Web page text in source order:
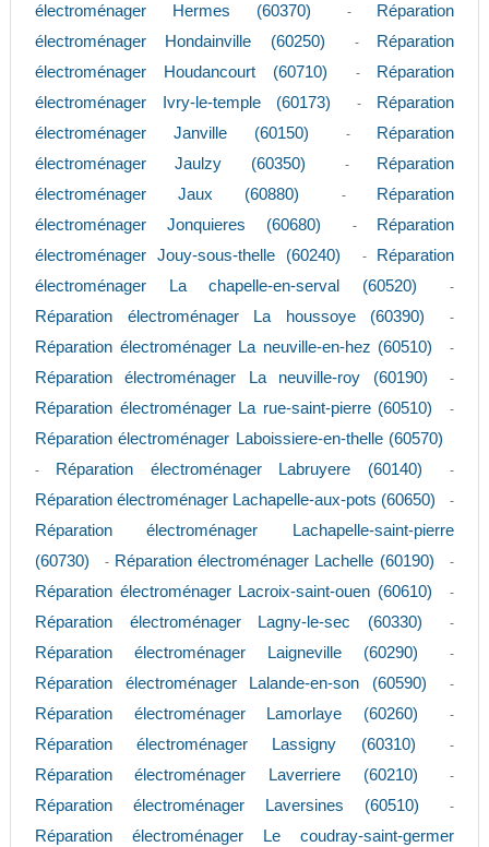
électroménager Hermes (60370)
-
Réparation
électroménager Hondainville (60250)
-
Réparation
électroménager Houdancourt (60710)
-
Réparation
électroménager Ivry-le-temple (60173)
-
Réparation
électroménager Janville (60150)
-
Réparation
électroménager Jaulzy (60350)
-
Réparation
électroménager Jaux (60880)
-
Réparation
électroménager Jonquieres (60680)
-
Réparation
électroménager Jouy-sous-thelle (60240)
-
Réparation
électroménager La chapelle-en-serval (60520)
-
Réparation électroménager La houssoye (60390) -
Réparation électroménager La neuville-en-hez (60510) -
Réparation électroménager La neuville-roy (60190) -
Réparation électroménager La rue-saint-pierre (60510) -
Réparation électroménager Laboissiere-en-thelle (60570)
- Réparation électroménager Labruyere (60140) -
Réparation électroménager Lachapelle-aux-pots (60650) -
Réparation électroménager Lachapelle-saint-pierre
(60730)
- Réparation électroménager Lachelle (60190) -
Réparation électroménager Lacroix-saint-ouen (60610) -
Réparation électroménager Lagny-le-sec (60330) -
Réparation électroménager Laigneville (60290) -
Réparation électroménager Lalande-en-son (60590) -
Réparation électroménager Lamorlaye (60260) -
Réparation électroménager Lassigny (60310) -
Réparation électroménager Laverriere (60210) -
Réparation électroménager Laversines (60510) -
Réparation électroménager Le coudray-saint-germer